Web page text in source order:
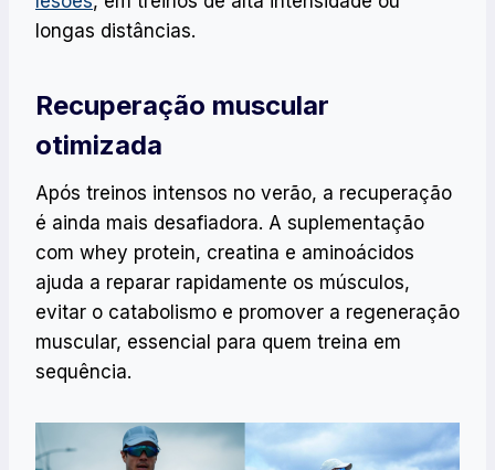
longas distâncias.
Recuperação muscular
otimizada
Após treinos intensos no verão, a recuperação
é ainda mais desafiadora. A suplementação
com whey protein, creatina e aminoácidos
ajuda a reparar rapidamente os músculos,
evitar o catabolismo e promover a regeneração
muscular, essencial para quem treina em
sequência.